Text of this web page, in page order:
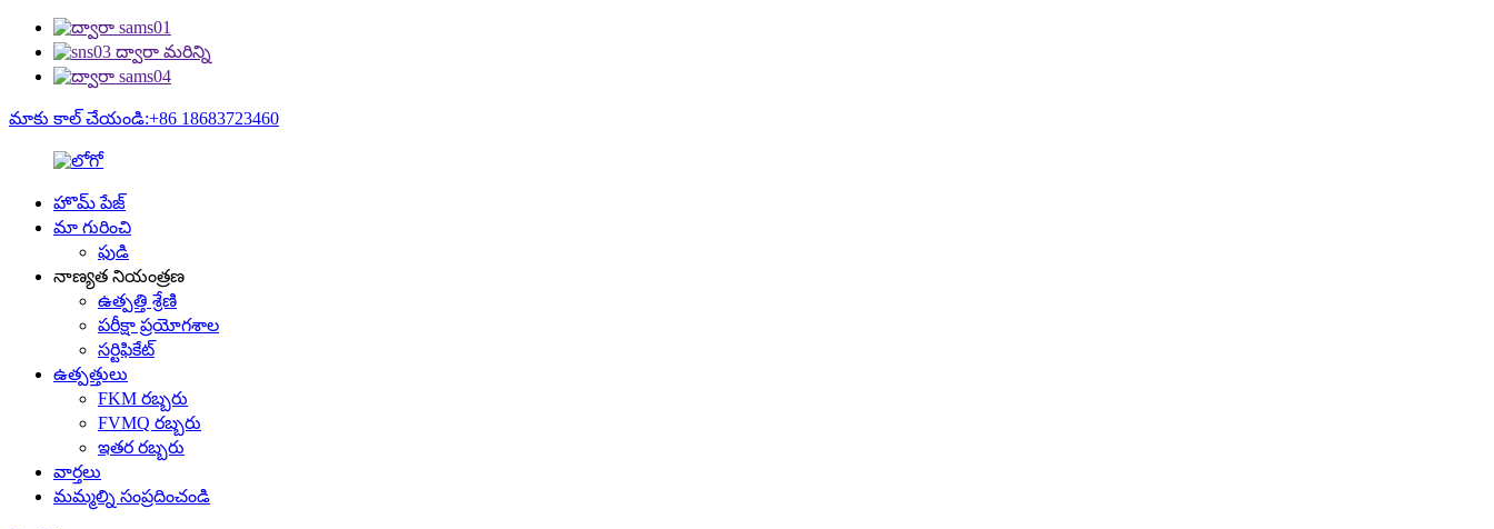
మాకు కాల్ చేయండి:+86 18683723460
హొమ్ పేజ్
మా గురించి
ఫుడి
నాణ్యత నియంత్రణ
ఉత్పత్తి శ్రేణి
పరీక్షా ప్రయోగశాల
సర్టిఫికేట్
ఉత్పత్తులు
FKM రబ్బరు
FVMQ రబ్బరు
ఇతర రబ్బరు
వార్తలు
మమ్మల్ని సంప్రదించండి